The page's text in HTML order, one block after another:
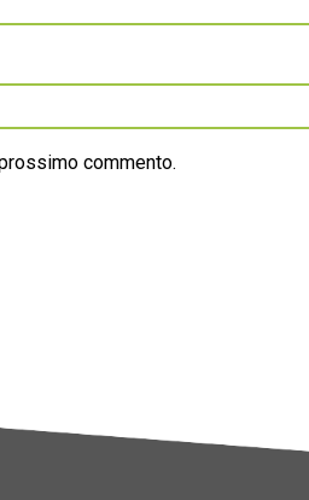
commento.